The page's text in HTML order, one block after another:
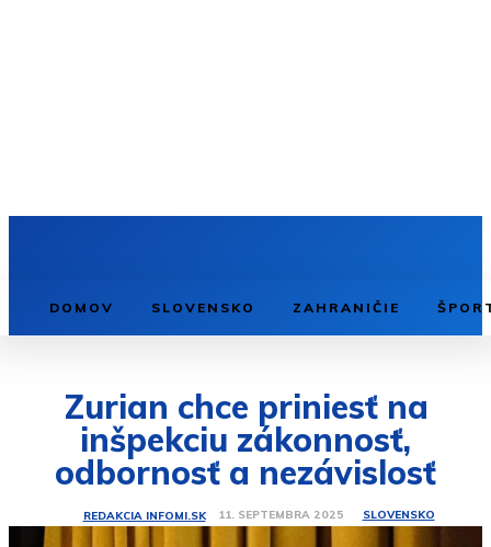
DOMOV SLOVENSKO ZAHRANIČIE
Zurian chce priniesť na
inšpekciu zákonnosť,
odbornosť a nezávislosť
REDAKCIA INFOMI.SK 11. SEPTEMBRA 2025 SLOVENSKO